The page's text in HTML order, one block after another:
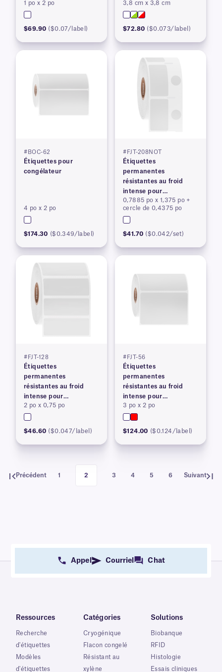
imprimantes à transfert
thermique
1 po x 2 po
$69.90 ($0.07/label)
imprimantes à transfert
thermique
3,8 cm x 3,8 cm
$72.80 ($0.073/label)
#BOC-62
Étiquettes pour
congélateur
4 po x 2 po
$174.30 ($0.349/label)
#FJT-208NOT
Étiquettes
permanentes
résistantes au froid
intense pour
imprimantes à transfert
thermique
0,7885 po x 1,375 po +
cercle de 0,4375 po
$41.70 ($0.042/set)
#FJT-128
Étiquettes
permanentes
résistantes au froid
intense pour
imprimantes à transfert
thermique
2 po x 0,75 po
$46.60 ($0.047/label)
#FJT-56
Étiquettes
permanentes
résistantes au froid
intense pour
imprimantes à transfert
thermique
3 po x 2 po
$124.00 ($0.124/label)
Précédent 1 2 3 4 5 6 Suivant
Appel Courriel Chat
Ressources
Recherche
d'étiquettes
Modèles
d'étiquettes
Catégories
Cryogénique
Flacon congelé
Résistant au
xylène
Solutions
Biobanque
RFID
Histologie
Essais cliniques